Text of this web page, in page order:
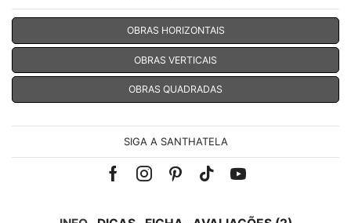
OBRAS HORIZONTAIS
OBRAS VERTICAIS
OBRAS QUADRADAS
SIGA A SANTHATELA
FacebookInstagramPinterest
Tik-Youtube